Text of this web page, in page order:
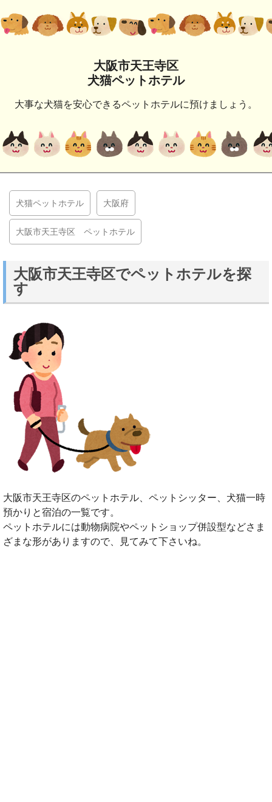
大阪市天王寺区
犬猫ペットホテル
大事な犬猫を安心できるペットホテルに預けましょう。
犬猫ペットホテル 大阪府
大阪市天王寺区 ペットホテル
大阪市天王寺区でペットホテルを探
す
大阪市天王寺区のペットホテル、ペットシッター、犬猫一時
預かりと宿泊の一覧です。
ペットホテルには動物病院やペットショップ併設型などさま
ざまな形がありますので、見てみて下さいね。